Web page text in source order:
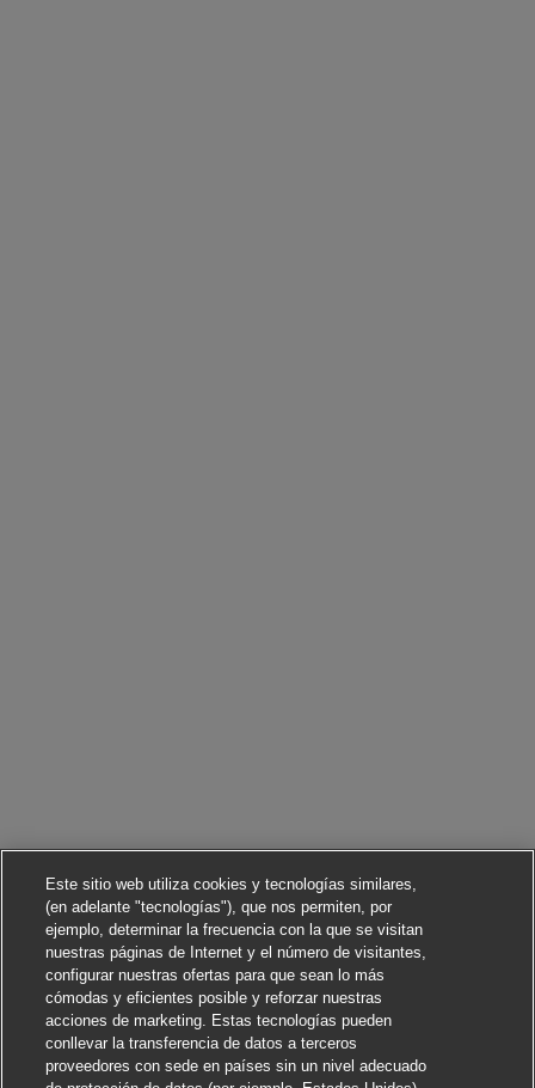
Este sitio web utiliza cookies y tecnologías similares,
(en adelante "tecnologías"), que nos permiten, por
ejemplo, determinar la frecuencia con la que se visitan
nuestras páginas de Internet y el número de visitantes,
configurar nuestras ofertas para que sean lo más
cómodas y eficientes posible y reforzar nuestras
acciones de marketing. Estas tecnologías pueden
conllevar la transferencia de datos a terceros
proveedores con sede en países sin un nivel adecuado